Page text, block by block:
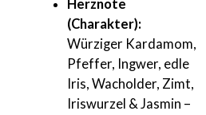
Herznote
(Charakter):
Würziger Kardamom,
Pfeffer, Ingwer, edle
Iris, Wacholder, Zimt,
Iriswurzel & Jasmin –